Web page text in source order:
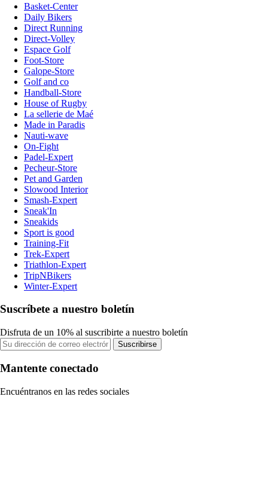
Basket-Center
Daily Bikers
Direct Running
Direct-Volley
Espace Golf
Foot-Store
Galope-Store
Golf and co
Handball-Store
House of Rugby
La sellerie de Maé
Made in Paradis
Nauti-wave
On-Fight
Padel-Expert
Pecheur-Store
Pet and Garden
Slowood Interior
Smash-Expert
Sneak'In
Sneakids
Sport is good
Training-Fit
Trek-Expert
Triathlon-Expert
TripNBikers
Winter-Expert
Suscríbete a nuestro boletín
Disfruta de un 10% al suscribirte a nuestro boletín
Suscribirse
Mantente conectado
Encuéntranos en las redes sociales